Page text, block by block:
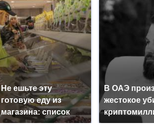
Не ешьте эту
готовую еду из
магазина: список
В ОАЭ
жестокое